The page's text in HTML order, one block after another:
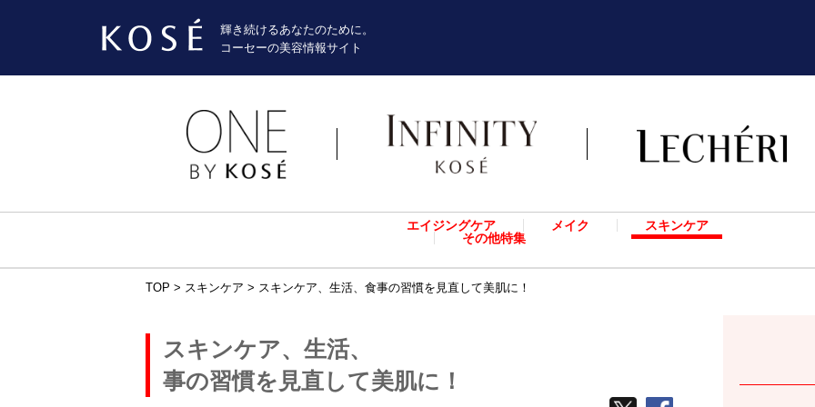
輝き続けるあなたのために。
コーセーの美容情報サイト
エイジングケア メイク
スキンケア
その他特集
TOP > スキンケア > スキンケア、生活、食事の習慣を見直して美肌に！
スキンケア、生活、
事の習慣を見直して美肌に！